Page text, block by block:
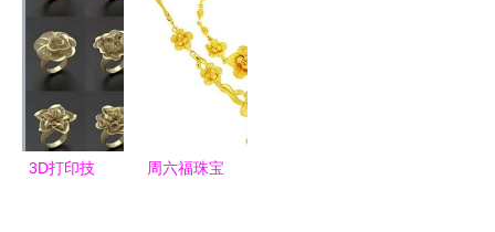
选购指南
牌深度对比
解析
3D打印技
周六福珠宝